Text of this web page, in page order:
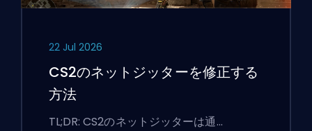
22 Jul 2026
CS2のネットジッターを修正する
方法
TL;DR: CS2のネットジッターは通…